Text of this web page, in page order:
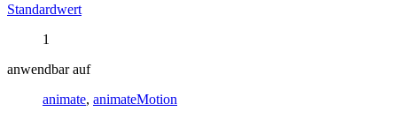
Standardwert
1
anwendbar auf
animate, animateMotion